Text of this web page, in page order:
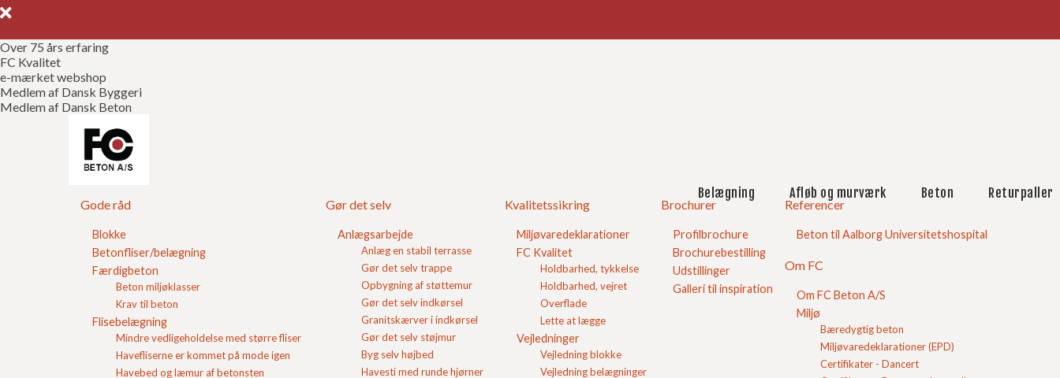
Over 75 års erfaring
FC Kvalitet
e-mærket webshop
Medlem af Dansk Byggeri
Medlem af Dansk Beton
Gode råd
Blokke
Betonfliser/belægning
Færdigbeton
Beton miljøklasser
Krav til beton
Flisebelægning
Mindre vedligeholdelse med større fliser
Havefliserne er kommet på mode igen
Havebed og læmur af betonsten
Gør det selv
Anlægsarbejde
Anlæg en stabil terrasse
Gør det selv trappe
Opbygning af støttemur
Gør det selv indkørsel
Granitskærver i indkørsel
Gør det selv støjmur
Byg selv højbed
Havesti med runde hjørner
Kvalitetssikring
Miljøvaredeklarationer
FC Kvalitet
Holdbarhed, tykkelse
Holdbarhed, vejret
Overflade
Lette at lægge
Vejledninger
Vejledning blokke
Vejledning belægninger
Brochurer
Profilbrochure
Brochurebestilling
Udstillinger
Galleri til inspiration
Referencer
Beton til Aalborg Universitetshospital
Om FC
Om FC Beton A/S
Miljø
Bæredygtig beton
Miljøvaredeklarationer (EPD)
Certifikater - Dancert
Belægning Afløb og murværk Beton Returpaller
Støbemix til beton
Støbemix er en blanding af grus og sand, som bruges sammen med cement og vand til fremstilling af beton.
SKOVL SELV -
sandperler/støbemi
x 8-16 mm i trailer
MILJØ CEMENT 25
Afretningsgrus
Stabilgrus
Bundsikringsgrus
Fugesand
Strøsand til vinterbrug
Sandkassesand
Grus og sand i trailer